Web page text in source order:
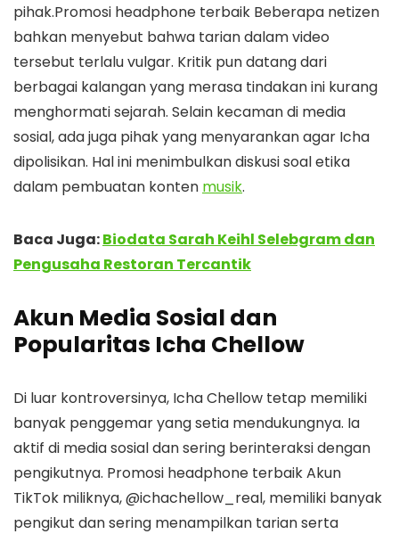
pihak.Promosi headphone terbaik Beberapa netizen
bahkan menyebut bahwa tarian dalam video
tersebut terlalu vulgar. Kritik pun datang dari
berbagai kalangan yang merasa tindakan ini kurang
menghormati sejarah. Selain kecaman di media
sosial, ada juga pihak yang menyarankan agar Icha
dipolisikan. Hal ini menimbulkan diskusi soal etika
dalam pembuatan konten musik.
Baca Juga:Biodata Sarah Keihl Selebgram dan
Pengusaha Restoran Tercantik
Akun Media Sosial dan
Popularitas Icha Chellow
Di luar kontroversinya, Icha Chellow tetap memiliki
banyak penggemar yang setia mendukungnya. Ia
aktif di media sosial dan sering berinteraksi dengan
pengikutnya. Promosi headphone terbaik Akun
TikTok miliknya, @ichachellow_real, memiliki banyak
pengikut dan sering menampilkan tarian serta